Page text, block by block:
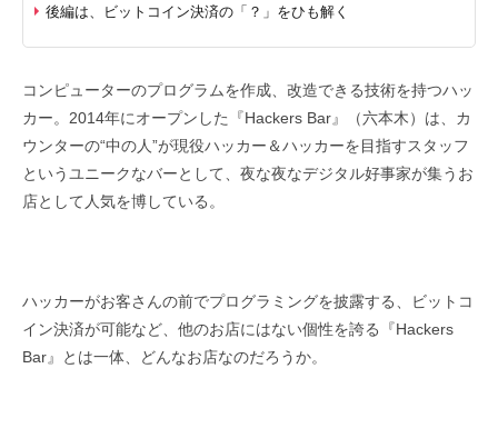
後編は、ビットコイン決済の「？」をひも解く
コンピューターのプログラムを作成、改造できる技術を持つハッ
カー。2014年にオープンした『Hackers Bar』（六本木）は、カ
ウンターの“中の人”が現役ハッカー＆ハッカーを目指すスタッフ
というユニークなバーとして、夜な夜なデジタル好事家が集うお
店として人気を博している。
ハッカーがお客さんの前でプログラミングを披露する、ビットコ
イン決済が可能など、他のお店にはない個性を誇る『Hackers
Bar』とは一体、どんなお店なのだろうか。